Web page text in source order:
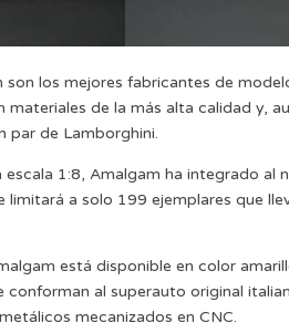
los mejores fabricantes de
de la más alta calidad y,
par de Lamborghini.
1:8, Amalgam ha integrado al
a solo 199 ejemplares que
está disponible en color
al superauto original
mecanizados en CNC.